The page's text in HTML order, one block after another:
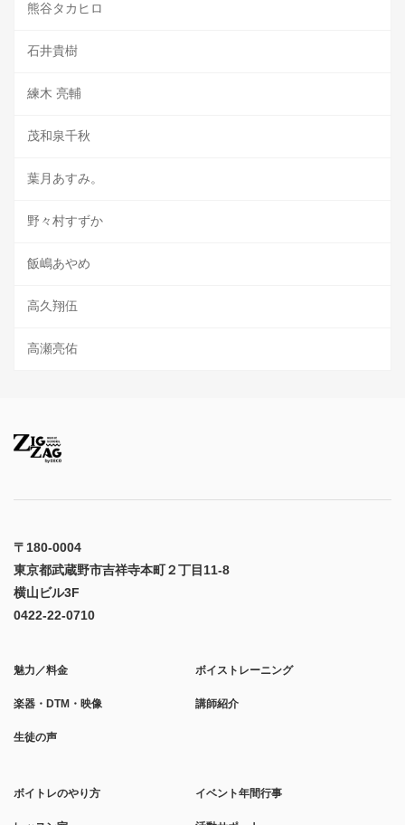
熊谷タカヒロ
石井貴樹
練木 亮輔
茂和泉千秋
葉月あすみ。
野々村すずか
飯嶋あやめ
高久翔伍
高瀬亮佑
〒180-0004
東京都武蔵野市吉祥寺本町２丁目11-8
横山ビル3F
0422-22-0710
魅力／料金 ボイストレーニング
楽器・DTM・映像 講師紹介
生徒の声
ボイトレのやり方 イベント年間行事